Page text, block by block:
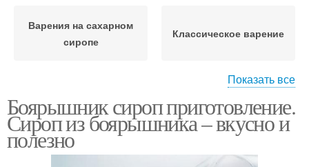
Варения на сахарном
сиропе
Классическое варение
Живое варение Джемы из боярышника
Показать все
Боярышник сироп приготовление.
Сироп из боярышника – вкусно и
полезно